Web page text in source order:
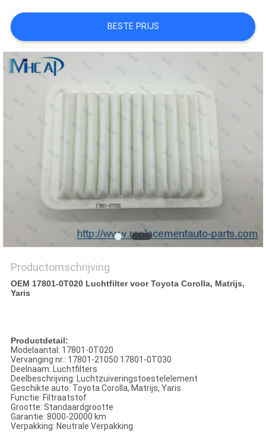
SITEMAP
PRIVACY
POLICY
BESTE PRIJS
Productomschrijving
OEM 17801-0T020 Luchtfilter voor Toyota Corolla, Matrijs,
Yaris
Productdetail:
Modelaantal: 17801-0T020
Vervanging nr.: 17801-21050 17801-0T030
Deelnaam: Luchtfilters
Deelbeschrijving: Luchtzuiveringstoestelelement
Geschikte auto: Toyota Corolla, Matrijs, Yaris
Functie: Filtraatstof
Grootte: Standaardgrootte
Garantie: 8000-20000 km
Verpakking: Neutrale Verpakking